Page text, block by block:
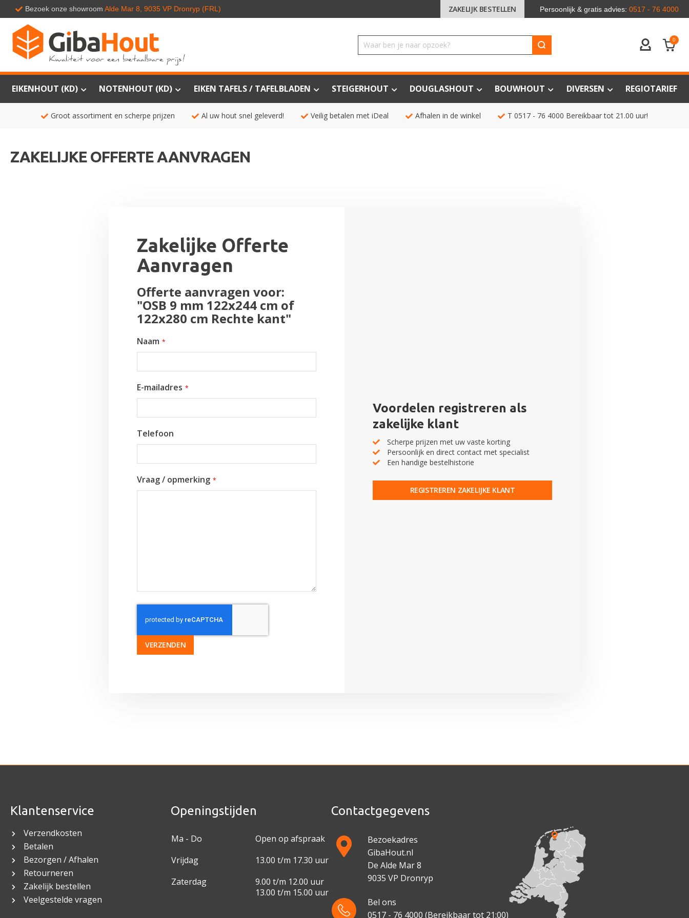
Bezoek onze showroom Alde Mar 8, 9035 VP Dronryp (FRL) ZAKELIJK BESTELLEN Persoonlijk & gratis advies: 0517 - 76 4000
ACCOUNT
0
EIKENHOUT (KD) NOTENHOUT (KD) EIKEN TAFELS / TAFELBLADEN STEIGERHOUT DOUGLASHOUT BOUWHOUT DIVERSEN REGIOTARIEF
Groot assortiment en scherpe prijzen Al uw hout snel geleverd! Veilig betalen met iDeal Afhalen in de winkel T 0517 - 76 4000 Bereikbaar tot 21.00 uur!
ZAKELIJKE OFFERTE AANVRAGEN
Zakelijke Offerte
Aanvragen
Offerte aanvragen voor:
"OSB 9 mm 122x244 cm of
122x280 cm Rechte kant"
Naam
E-mailadres
Telefoon
Vraag / opmerking
VERZENDEN
Voordelen registreren als
zakelijke klant
Scherpe prijzen met uw vaste korting
Persoonlijk en direct contact met specialist
Een handige bestelhistorie
REGISTREREN ZAKELIJKE KLANT
Klantenservice
Verzendkosten
Betalen
Bezorgen / Afhalen
Retourneren
Zakelijk bestellen
Veelgestelde vragen
Openingstijden
Ma - Do
Open op afspraak
Vrijdag
13.00 t/m 17.30 uur
Zaterdag
9.00 t/m 12.00 uur
13.00 t/m 15.00 uur
Contactgegevens
Bezoekadres
GibaHout.nl
De Alde Mar 8
9035 VP Dronryp
Bel ons
0517 - 76 4000 (Bereikbaar tot 21:00)